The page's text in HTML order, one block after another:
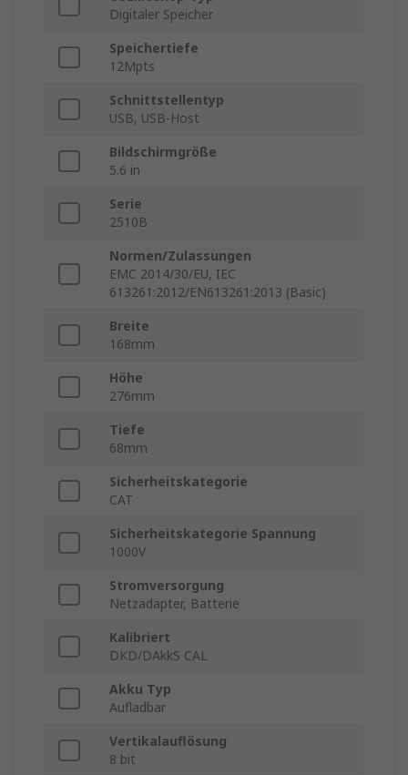
Digitaler Speicher
Speichertiefe
12Mpts
Schnittstellentyp
USB, USB-Host
Bildschirmgröße
5.6 in
Serie
2510B
Normen/Zulassungen
EMC 2014/30/EU, IEC
613261:2012/EN613261:2013 (Basic)
Breite
168mm
Höhe
276mm
Tiefe
68mm
Sicherheitskategorie
CAT
Sicherheitskategorie Spannung
1000V
Stromversorgung
Netzadapter, Batterie
Kalibriert
DKD/DAkkS CAL
Akku Typ
Aufladbar
Vertikalauflösung
8 bit